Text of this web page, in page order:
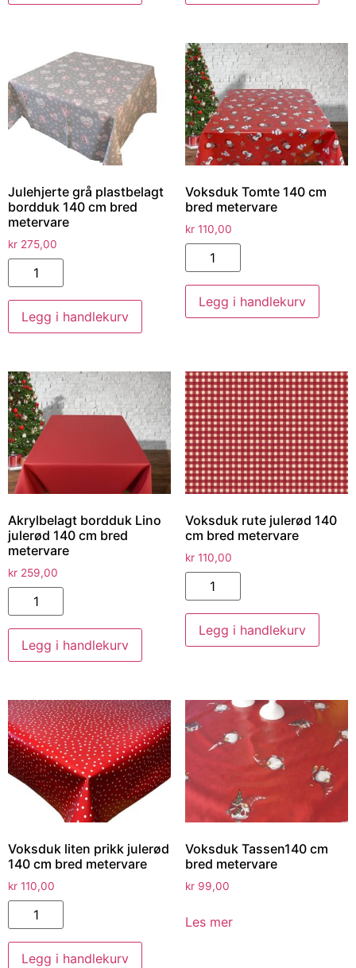
Julehjerte grå plastbelagt
bordduk 140 cm bred
metervare
kr 275,00
Legg i handlekurv
Voksduk Tomte 140 cm
bred metervare
kr110,00
Legg i handlekurv
Akrylbelagt bordduk Lino
julerød 140 cm bred
metervare
kr 259,00
Legg i handlekurv
Voksduk rute julerød 140
cm bred metervare
kr110,00
Legg i handlekurv
Voksduk liten prikk julerød
140 cm bred metervare
kr 110,00
Legg i handlekurv
Voksduk Tassen140 cm
bred metervare
kr99,00
Les mer